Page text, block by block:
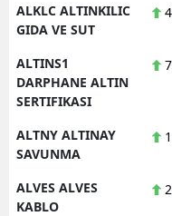
ALKLC ALTINKILIC
GIDA VE SUT
ALTINS1
DARPHANE ALTIN
SERTIFIKASI
ALTNY ALTINAY
SAVUNMA
ALVES ALVES
KABLO